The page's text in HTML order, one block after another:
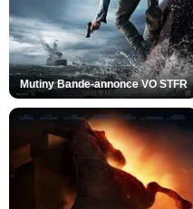
Mutiny Bande-annonce VO STFR